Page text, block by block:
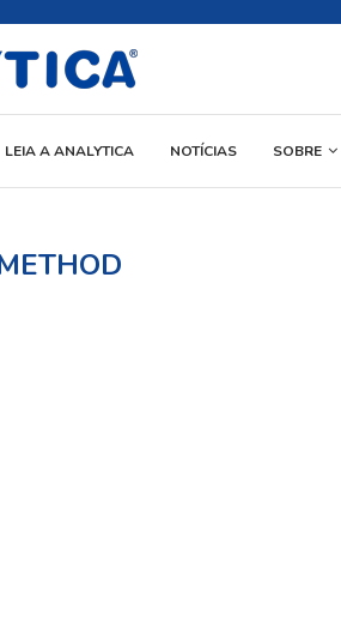
LEIA A ANALYTICA NOTÍCIAS SOBRE